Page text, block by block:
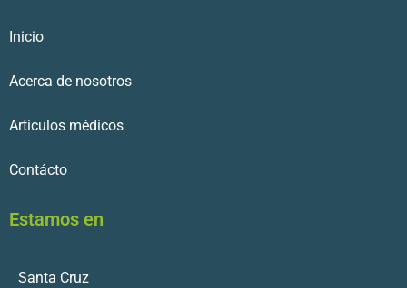
Inicio
Acerca de nosotros
Articulos médicos
Contácto
Estamos en
Santa Cruz